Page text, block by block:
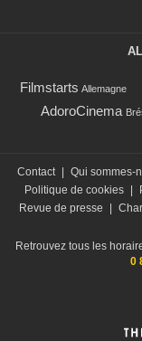
Filmstarts Allemagne
AdoroCinema
Contact Qui sommes-
Politique de cookies
Revue de presse
Retrouvez tous les
0